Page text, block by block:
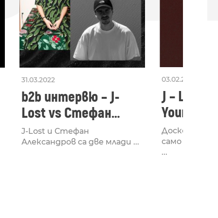
31.03.2022
b2b интервю – J-
Lost vs Стефан
Александров
J-Lost и Стефан
Александров са две млади ...
03.02.2020
J – Lost –
Your
Доскоро
само
...